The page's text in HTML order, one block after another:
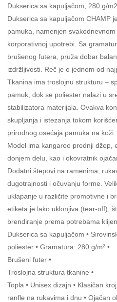
Dukserica sa kapuljačom, 280 g/m2
Dukserica sa kapuljačom CHAMP
pamuka, namenjen
korporativnoj upotrebi. Sa
brušenog futera, pruža dobar
izdržljivosti. Reč je o jednom od
Tkanina ima troslojnu strukturu –
pamuk, dok se poliester nalazi u
stabilizatora materijala. Ovakva
skupljanja i istezanja tokom
prirodnog osećaja pamuka na koži.
Model ima kangaroo prednji džep,
donjem delu, kao i okovratnik
Dodatni štepovi na ramenima,
dugotrajnosti i očuvanju forme.
uklapanje u različite promotivne i
etiketa je lako uklonjiva (tear-off),
brendiranje prema potrebama
Dukserica sa kapuljačom •
poliester • Gramatura: 280 g/m² •
Brušeni futer •
Troslojna struktura tkanine •
Topla • Unisex dizajn • Klasičan
ranfle na rukavima i dnu • Ojačan